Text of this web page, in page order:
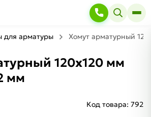
для арматуры Хомут арматурный
120х120 мм
мм
Код товара: 792